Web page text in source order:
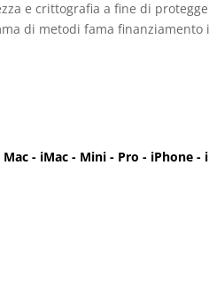
e crittografia a fine di
di metodi fama finanziamento
- iMac - Mini - Pro - iPhone -